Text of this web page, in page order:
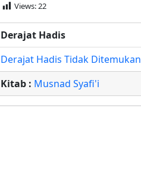
Views:22
Derajat Hadis
Derajat Hadis Tidak Ditemukan
Kitab : Musnad Syafi'i